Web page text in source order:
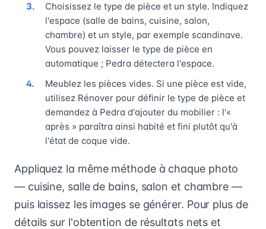
Choisissez le type de pièce et un style. Indiquez
l'espace (salle de bains, cuisine, salon,
chambre) et un style, par exemple scandinave.
Vous pouvez laisser le type de pièce en
automatique ; Pedra détectera l'espace.
Meublez les pièces vides. Si une pièce est vide,
utilisez Rénover pour définir le type de pièce et
demandez à Pedra d'ajouter du mobilier : l'«
après » paraîtra ainsi habité et fini plutôt qu'à
l'état de coque vide.
Appliquez la même méthode à chaque photo
— cuisine, salle de bains, salon et chambre —
puis laissez les images se générer. Pour plus de
détails sur l'obtention de résultats nets et